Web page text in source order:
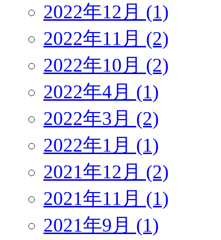
2022年12月 (1)
2022年11月 (2)
2022年10月 (2)
2022年4月 (1)
2022年3月 (2)
2022年1月 (1)
2021年12月 (2)
2021年11月 (1)
2021年9月 (1)